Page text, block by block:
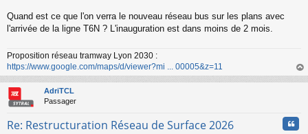
s
g
n
o
n
l
u
Quand est ce que l'on verra le nouveau réseau bus sur les plans avec
l'arrivée de la ligne T6N ? L'inauguration est dans moins de 2 mois.
Proposition réseau tramway Lyon 2030 :
https://www.google.com/maps/d/viewer?mi ... 00005&z=11
au
AdriTCL
Passager
Re: Restructuration Réseau de Surface 2026